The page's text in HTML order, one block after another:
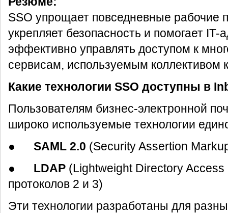
SSO упрощает повседневные рабочие
укрепляет безопасность и помогает
эффективно управлять доступом к
сервисам, используемым коллективом
Какие технологии SSO доступны в
Пользователям бизнес-электронной
широко используемые технологии
● SAML 2.0 (Security Assertion
● LDAP (Lightweight Directory
протоколов 2 и 3)
Эти технологии разработаны для